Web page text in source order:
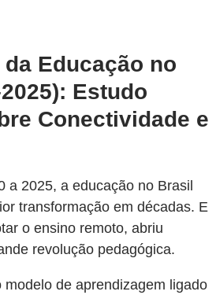
Educação no
Estudo
Conectividade e
a 2025, a educação no Brasil
transformação em décadas. E
o ensino remoto, abriu
revolução pedagógica.
modelo de aprendizagem ligado